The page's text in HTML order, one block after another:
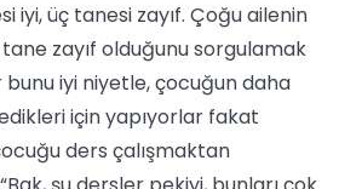
iyi, üç tanesi zayıf. Çoğu ailenin
tane zayıf olduğunu sorgulamak
bunu iyi niyetle, çocuğun daha
için yapıyorlar fakat
ders çalışmaktan